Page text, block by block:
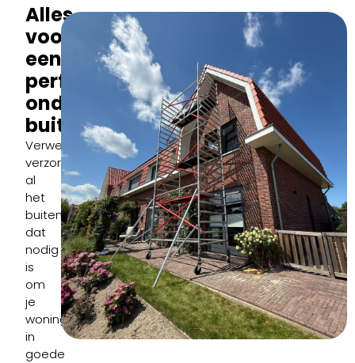
Alles
voor
een
perfect
onderhouden
buitenkant
Verweij
verzorgt
al
het
buitenschilderwerk
dat
nodig
is
om
je
woning
in
goede